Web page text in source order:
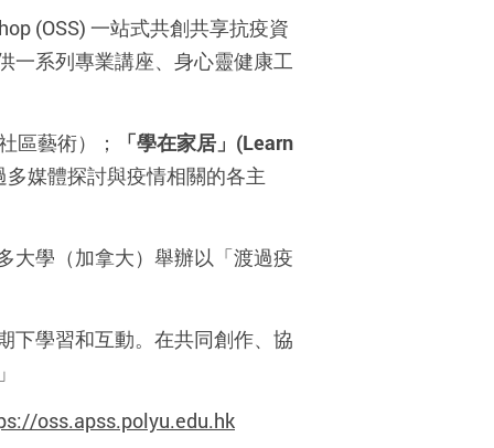
(OSS) 一站式共創共享抗疫資
一系列專業講座、身心靈健康工
區藝術）；
「學在家居」(Learn
媒體探討與疫情相關的各主
大學（加拿大）舉辦以「渡過疫
下學習和互動。在共同創作、協
oss.apss.polyu.edu.hk